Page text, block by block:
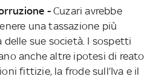
-Cuzari avrebbe
una tassazione più
sue società. I sospetti
anche altre ipotesi di reato
fittizie, la frode sull’Iva e il